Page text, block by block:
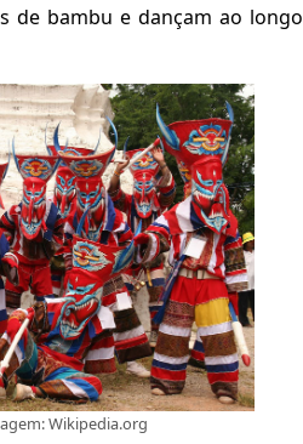
de bambu e dançam ao longo
Wikipedia.org